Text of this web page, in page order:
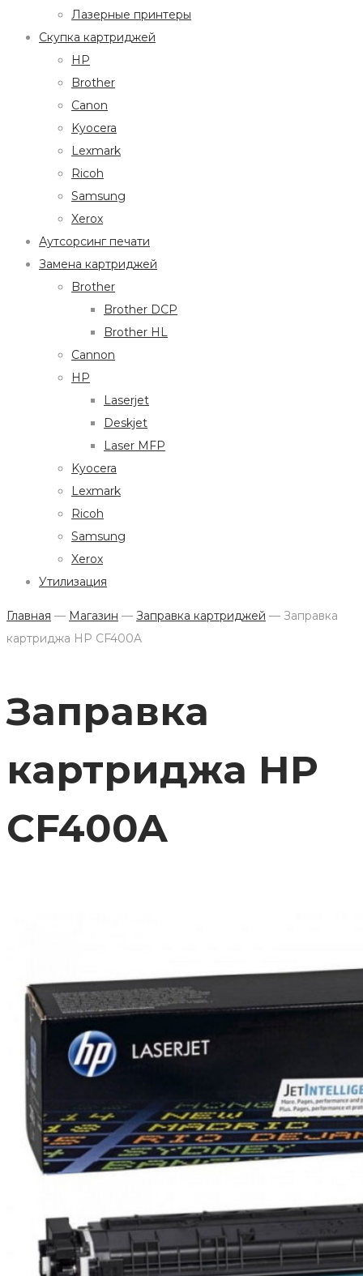
Лазерные принтеры
Скупка картриджей
HP
Brother
Canon
Kyocera
Lexmark
Ricoh
Samsung
Xerox
Аутсорсинг печати
Замена картриджей
Brother
Brother DCP
Brother HL
Cannon
HP
Laserjet
Deskjet
Laser MFP
Kyocera
Lexmark
Ricoh
Samsung
Xerox
Утилизация
Главная — Магазин — Заправка картриджей — Заправка
картриджа HP CF400A
Заправка
картриджа HP
CF400A